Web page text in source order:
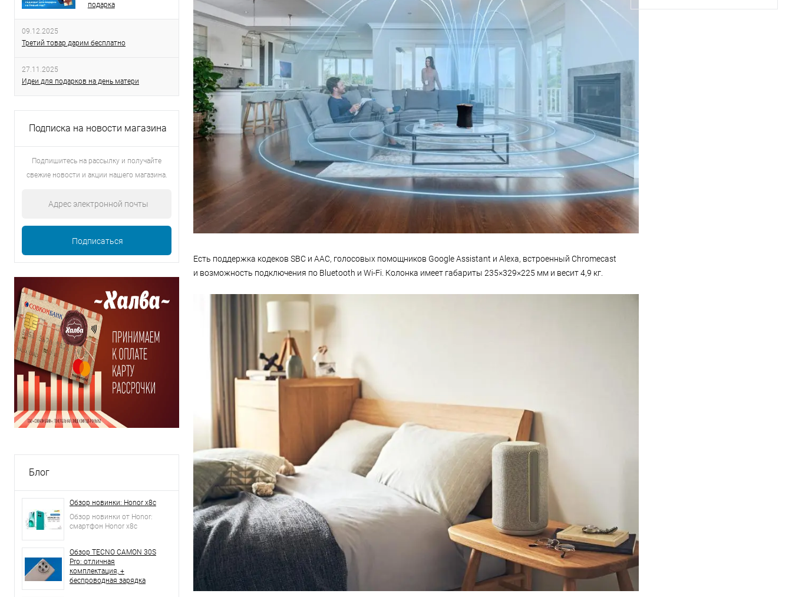
подарка
09.12.2025
Третий товар дарим бесплатно
27.11.2025
Идеи для подарков на день матери
Подписка на новости магазина
Подпишитесь на рассылку и получайте
свежие новости и акции нашего магазина.
Блог
Обзор новинки: Honor x8c
Обзор новинки от Honor:
смартфон Honor x8c
Обзор TECNO CAMON 30S
Pro: отличная
комплектация, +
беспроводная зарядка
Есть поддержка кодеков SBC и AAC, голосовых помощников Google Assistant и Alexa, встроенный Chromecast
и возможность подключения по Bluetooth и Wi-Fi. Колонка имеет габариты 235×329×225 мм и весит 4,9 кг.